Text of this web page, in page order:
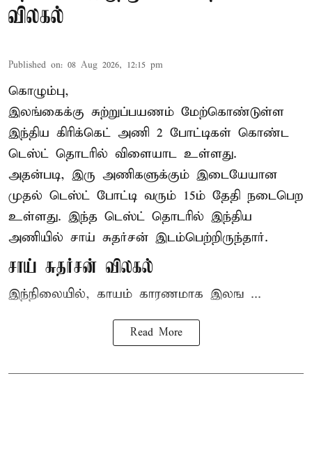
விலகல்
Published on: 08 Aug 2026, 12:15 pm
கொழும்பு,
இலங்கைக்கு சுற்றுப்பயணம் மேற்கொண்டுள்ள
இந்திய கிரிக்கெட் அணி 2 போட்டிகள் கொண்ட
டெஸ்ட் தொடரில் விளையாட உள்ளது.
அதன்படி, இரு அணிகளுக்கும் இடையேயான
முதல் டெஸ்ட் போட்டி வரும் 15ம் தேதி நடைபெற
உள்ளது. இந்த டெஸ்ட் தொடரில் இந்திய
அணியில் சாய் சுதர்சன் இடம்பெற்றிருந்தார்.
சாய் சுதர்சன் விலகல்
இந்நிலையில், காயம் காரணமாக இலங ...
Read More